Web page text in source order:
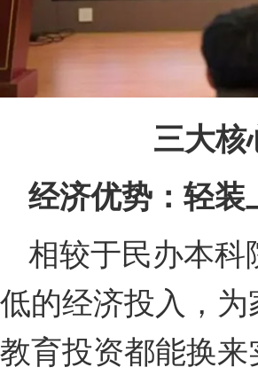
三大核
经济优势：轻装
相较于民办本科
低的经济投入，
教育投资都能换